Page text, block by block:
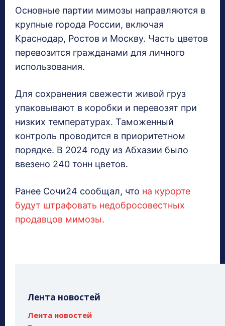
Основные партии мимозы направляются в
крупные города России, включая
Краснодар, Ростов и Москву. Часть цветов
перевозится гражданами для личного
использования.
Для сохранения свежести живой груз
упаковывают в коробки и перевозят при
низких температурах. Таможенный
контроль проводится в приоритетном
порядке. В 2024 году из Абхазии было
ввезено 240 тонн цветов.
Ранее Сочи24 сообщал, что на курорте
будут штрафовать недобросовестных
продавцов мимозы.
Лента новостей
Лента новостей